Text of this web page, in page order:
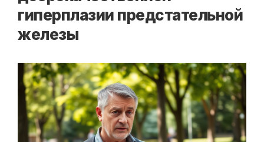
гиперплазии предстательной
железы